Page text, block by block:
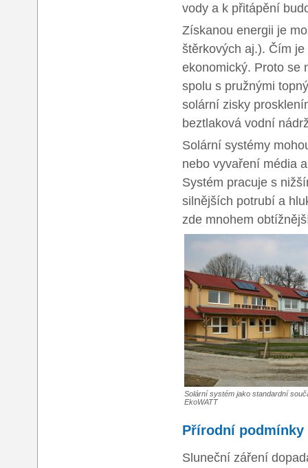
vody a k přitápění
Získanou energii je
štěrkových aj.). Čím
ekonomický. Proto se
spolu s pružnými
solární zisky
beztlaková vodní
Solární systémy
nebo vyvaření média
Systém pracuje s
silnějších potrubí a
zde mnohem
Solární systém jako standardní
EkoWATT
Přírodní podmínky
Sluneční záření